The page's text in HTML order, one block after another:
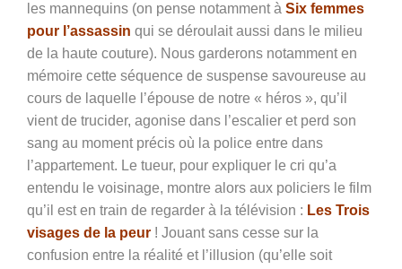
les mannequins (on pense notamment à Six femmes
pour l’assassin qui se déroulait aussi dans le milieu
de la haute couture). Nous garderons notamment en
mémoire cette séquence de suspense savoureuse au
cours de laquelle l’épouse de notre « héros », qu’il
vient de trucider, agonise dans l’escalier et perd son
sang au moment précis où la police entre dans
l’appartement. Le tueur, pour expliquer le cri qu’a
entendu le voisinage, montre alors aux policiers le film
qu’il est en train de regarder à la télévision : Les Trois
visages de la peur ! Jouant sans cesse sur la
confusion entre la réalité et l’illusion (qu’elle soit